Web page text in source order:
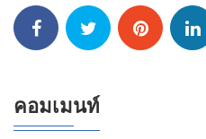
คอมเมนท์